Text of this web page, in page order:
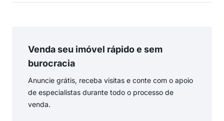
Venda seu imóvel rápido e sem
burocracia
Anuncie grátis, receba visitas e conte com o apoio
de especialistas durante todo o processo de
venda.